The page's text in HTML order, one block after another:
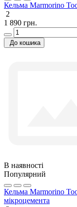
Кельма Marmorino
2
1 890 грн.
До кошика
В наявності
Популярний
Кельма Marmorino
мікроцемента